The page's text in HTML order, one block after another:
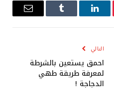
لينكدإن Tumblr
البريد
التالي
احمق يستعين بالشرطة
لمعرفة طريقة طهي
الدجاجة !